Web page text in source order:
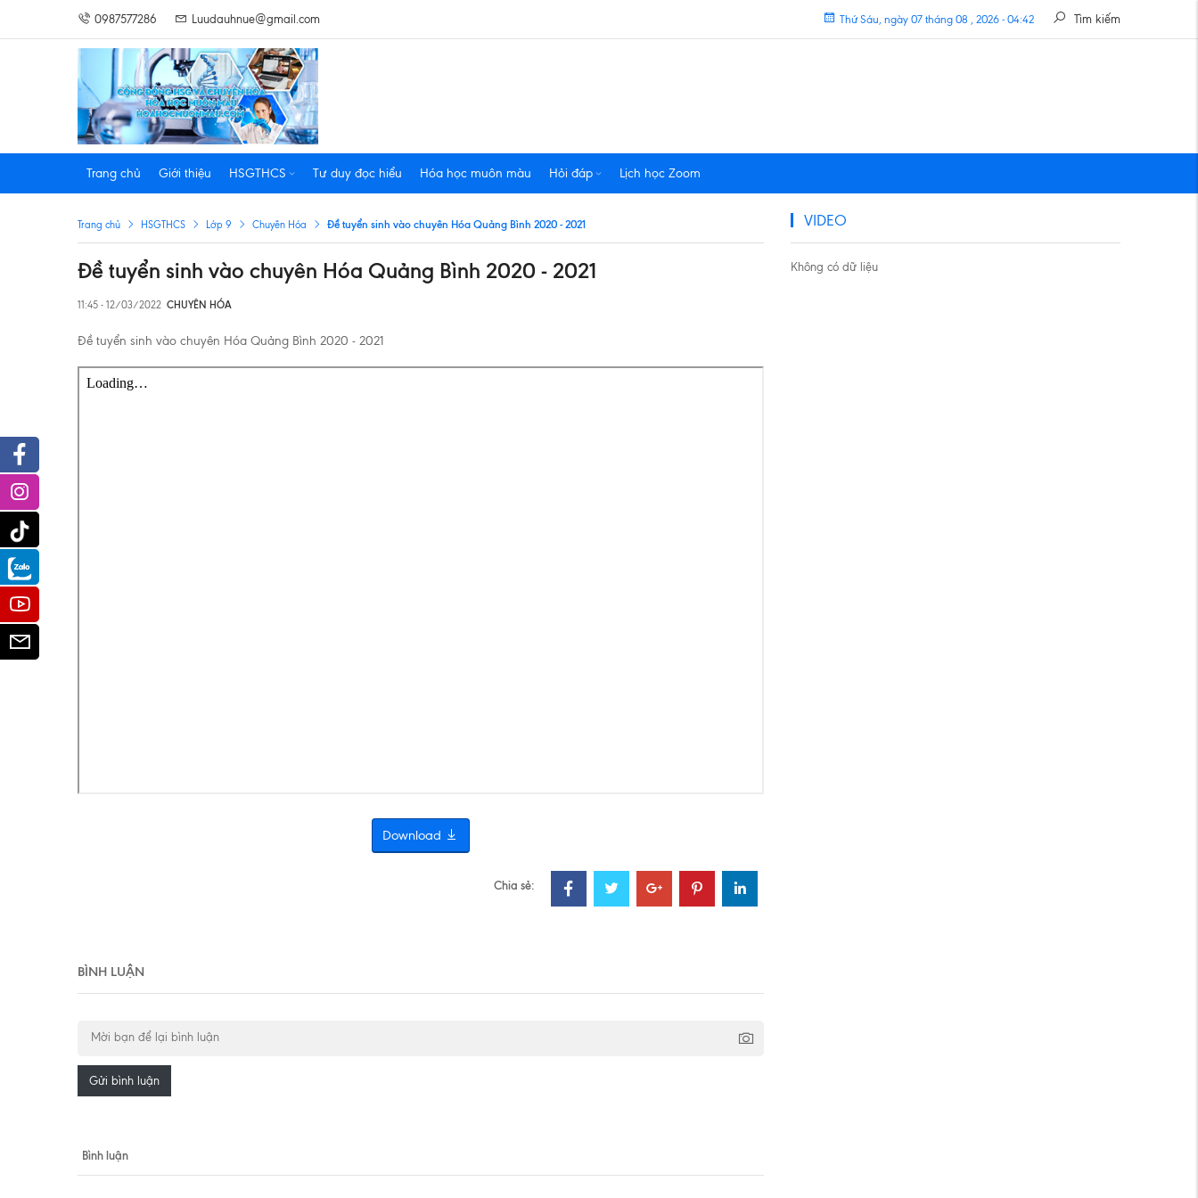
0987577286 Luudauhnue@gmail.com Tìm kiếm
Thứ Sáu, ngày 07 tháng 08 , 2026 - 04:42
Trang chủ Giới thiệu HSGTHCS Tư duy đọc hiểu Hóa học muôn màu Hỏi đáp Lịch học Zoom
Trang chủ HSGTHCS Lớp 9 Chuyên Hóa Đề tuyển sinh vào chuyên Hóa Quảng Bình 2020 - 2021
Đề tuyển sinh vào chuyên Hóa Quảng Bình 2020 - 2021
11:45 - 12/03/2022 CHUYÊN HÓA
Đề tuyển sinh vào chuyên Hóa Quảng Bình 2020 - 2021
Download
Chia sẻ:
BÌNH LUẬN
Gửi bình luận
Bình luận
VIDEO
Không có dữ liệu